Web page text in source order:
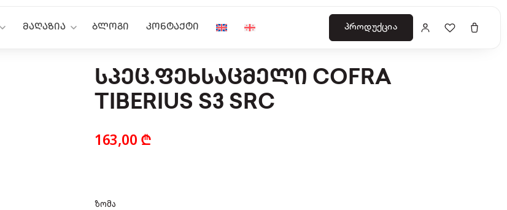
ᲛᲐᲦᲐᲖᲘᲐ ᲑᲚᲝᲒᲘ ᲙᲝᲜᲢᲐᲥᲢᲘ პროდუქცია
ᲡᲞᲔᲪ.ᲤᲔᲮᲡᲐᲪᲛᲔᲚᲘ COFRA
TIBERIUS S3 SRC
163,00 ₾
ზომა